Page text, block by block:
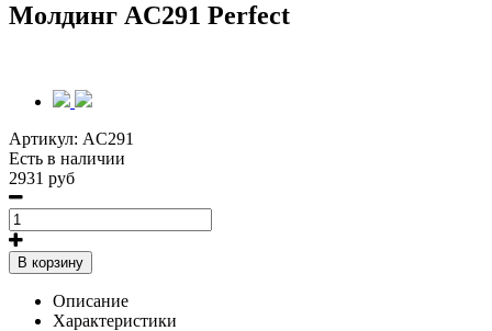
Молдинг AC291 Perfect
Артикул: AC291
Есть в наличии
2931 руб
В корзину
Описание
Характеристики